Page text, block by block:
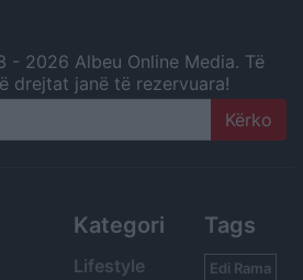
- 2026 Albeu Online Media. Të
drejtat janë të rezervuara!
Kategori
Lifestyle
Tags
Edi Rama